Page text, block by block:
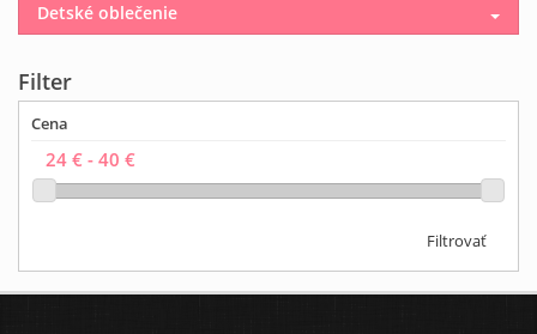
Detské oblečenie
Filter
Cena
Filtrovať